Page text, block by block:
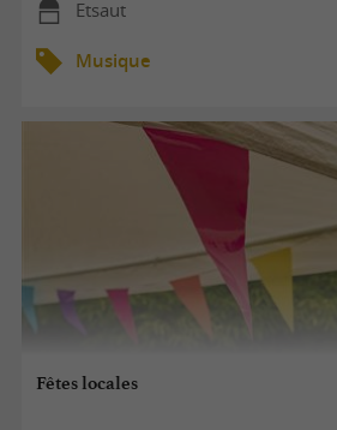
Etsaut
Musique
Fêtes locales